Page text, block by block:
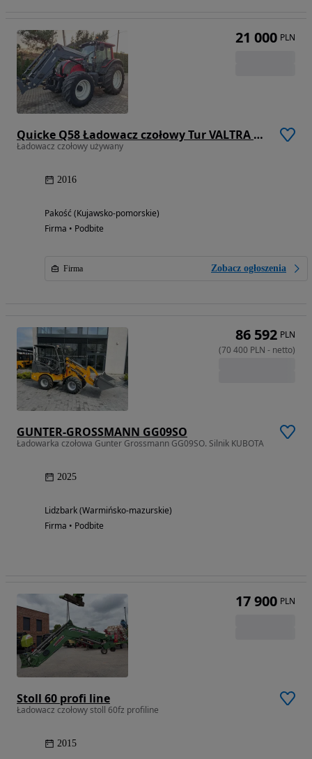
Quicke Q58 Ładowacz czołowy Tur VALTRA Kompletny
Ładowacz czołowy używany
2016
Pakość (Kujawsko-pomorskie)
Firma • Podbite
Firma Zobacz ogłoszenia
21 000 PLN
GUNTER-GROSSMANN GG09SO
Ładowarka czołowa Gunter Grossmann GG09SO. Silnik KUBOTA
2025
Lidzbark (Warmińsko-mazurskie)
Firma • Podbite
86 592 PLN
(70 400 PLN - netto)
Stoll 60 profi line
Ładowacz czołowy stoll 60fz profiline
2015
17 900 PLN